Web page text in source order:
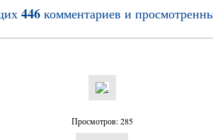
446комментариев и
Просмотров: 285